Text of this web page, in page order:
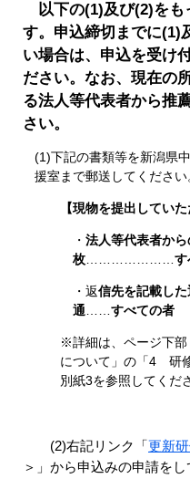
以下の(1)及び(2)をも
す。申込締切までに(1)
い場合は、申込を受け
ださい。なお、現在の
る法人等代表者から推
さい。
(1)下記の書類等を新潟県
援室まで郵送してください
【現物を提出していた
・ 法人等代表者か
枚…………………す
・返信先を記載し
通……すべての者
※詳細は、ページ下
について」の「4 研
別紙3を参照してくだ
(2)右記リンク「更新
＞ 」から申込みの申請をし